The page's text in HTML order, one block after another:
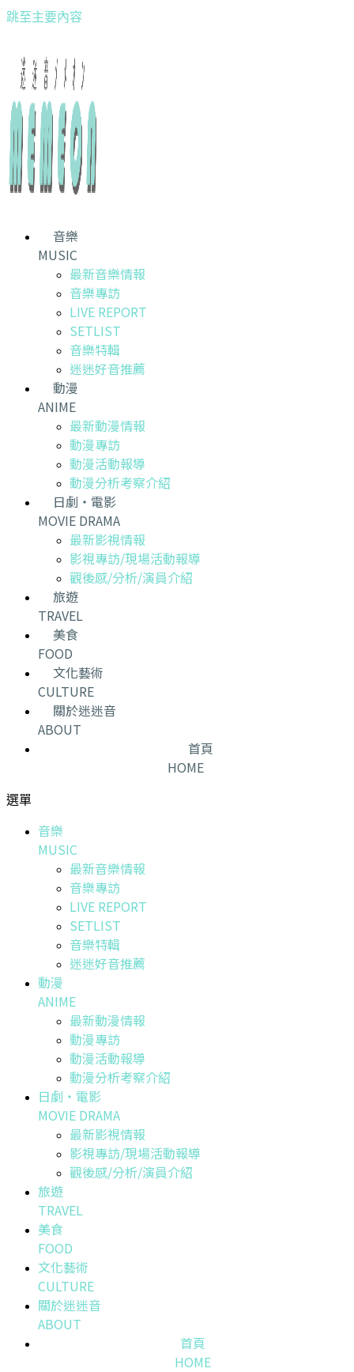
跳至主要內容
音樂
MUSIC
最新音樂情報
音樂專訪
LIVE REPORT
SETLIST
音樂特輯
迷迷好音推薦
動漫
ANIME
最新動漫情報
動漫專訪
動漫活動報導
動漫分析考察介紹
日劇・電影
MOVIE DRAMA
最新影視情報
影視專訪/現場活動報導
觀後感/分析/演員介紹
旅遊
TRAVEL
美食
FOOD
文化藝術
CULTURE
關於迷迷音
ABOUT
首頁
HOME
選單
音樂
MUSIC
最新音樂情報
音樂專訪
LIVE REPORT
SETLIST
音樂特輯
迷迷好音推薦
動漫
ANIME
最新動漫情報
動漫專訪
動漫活動報導
動漫分析考察介紹
日劇・電影
MOVIE DRAMA
最新影視情報
影視專訪/現場活動報導
觀後感/分析/演員介紹
旅遊
TRAVEL
美食
FOOD
文化藝術
CULTURE
關於迷迷音
ABOUT
首頁
HOME